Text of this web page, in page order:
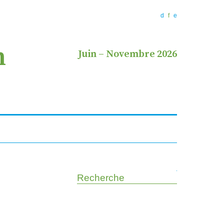
d f e
Juin– Novembre 2026
Recherche